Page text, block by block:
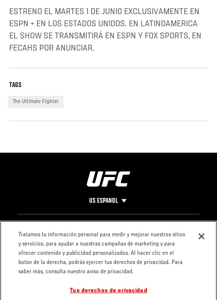
ESTRENO EL MARTES 1 DE JUNIO EXCLUSIVAMENTE EN
ESPN + EN LOS ESTADOS UNIDOS. EN LATINOAMERICA
EL SHOW SE TRANSMITIRÁ EN ESPN Y FOX SPORTS, EN
FECAHS POR ANUNCIAR.
TAGS
The Ultimate Fighter
US ESPANOL
Pie
de
Página
CONTACTO
LEGAL
Condiciones
Política de
privacidad
Tratamos tu información personal para medir y mejorar nuestros sitios
y servicios, para ayudar a nuestras campañas de marketing y para
ofrecer contenido y publicidad personalizados. Al hacer clic en el
botón de la derecha, podrás ejercer tus derechos de privacidad. Para
saber más, consulta nuestro aviso de privacidad.
Tus derechos de privacidad